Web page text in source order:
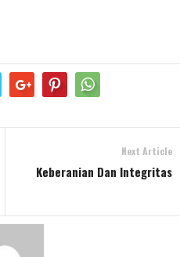
Next Article
Keberanian Dan Integritas